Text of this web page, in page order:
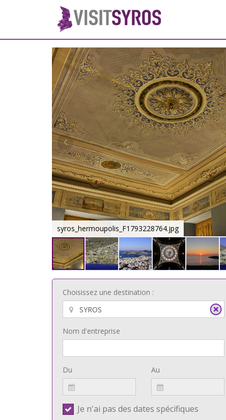
syros_hermoupolis_F1793228764.jpg
Choisissez une destination :
Nom d'entreprise
Du Au
Je n'ai pas des dates spécifiques